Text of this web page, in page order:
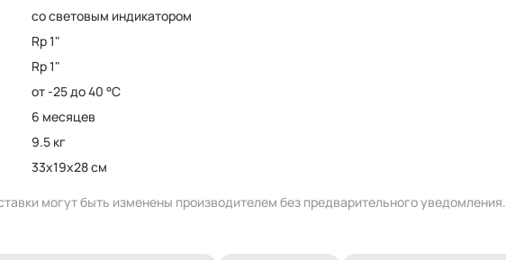
со световым индикатором
Rp 1"
Rp 1"
от -25 до 40 °C
6 месяцев
9.5 кг
33x19x28 см
могут быть изменены производителем без предварительного уведомления.